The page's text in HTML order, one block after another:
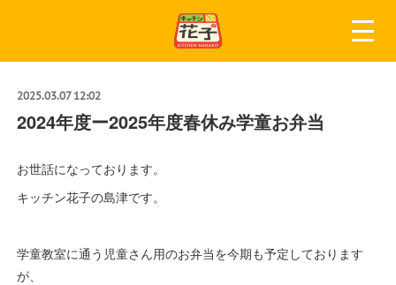
2025.03.07 12:02
2024年度ー2025年度春休み学童お弁当
お世話になっております。
キッチン花子の島津です。
学童教室に通う児童さん用のお弁当を今期も予定しております
が、